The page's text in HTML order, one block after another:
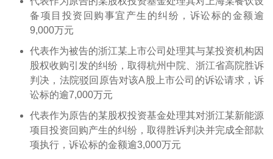
备项目投资回购事宜产生的纠纷，诉讼标的金额逾
9,000万元
代表作为被告的浙江某上市公司处理其与某投资机构因
股权收购引发的纠纷，取得杭州中院、浙江省高院胜诉
判决，法院驳回原告对该A股上市公司的诉讼请求，诉
讼标的逾7,000万元
代表作为原告的某股权投资基金处理其对浙江某新能源
项目投资回购产生的纠纷，取得胜诉判决并完成全部款
项执行，诉讼标的金额逾3,000万元